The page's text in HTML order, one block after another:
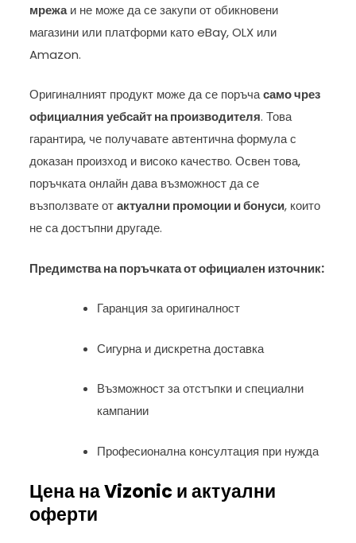
мрежаи не може да се закупи от обикновени
магазини или платформи като eBay, OLX или
Amazon.
Оригиналният продукт може да се поръчасамо чрез
официалния уебсайт на производителя. Това
гарантира, че получавате автентична формула с
доказан произход и високо качество. Освен това,
поръчката онлайн дава възможност да се
възползвате отактуални промоции и бонуси, които
не са достъпни другаде.
Предимства на поръчката от официален източник:
Гаранция за оригиналност
Сигурна и дискретна доставка
Възможност за отстъпки и специални
кампании
Професионална консултация при нужда
Цена на Vizonic и актуални
оферти